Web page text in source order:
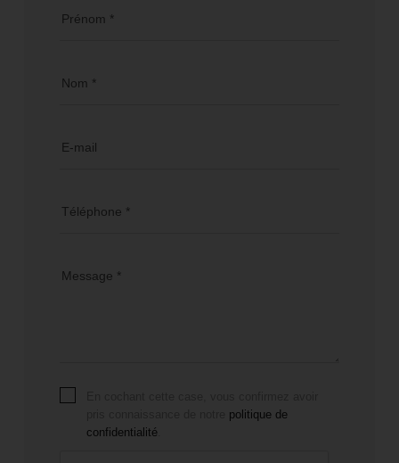
Prénom *
Nom *
E-mail
Téléphone *
Message *
politique de
confidentialité